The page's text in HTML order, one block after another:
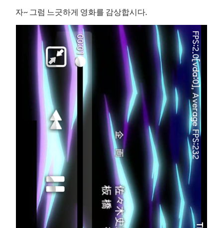
자~ 그럼 느긋하게 영화를 감상합시다.